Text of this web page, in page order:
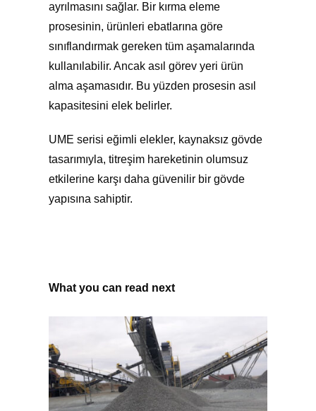
ayrılmasını sağlar. Bir kırma eleme
prosesinin, ürünleri ebatlarına göre
sınıflandırmak gereken tüm aşamalarında
kullanılabilir. Ancak asıl görev yeri ürün
alma aşamasıdır. Bu yüzden prosesin asıl
kapasitesini elek belirler.
UME serisi eğimli elekler, kaynaksız gövde
tasarımıyla, titreşim hareketinin olumsuz
etkilerine karşı daha güvenilir bir gövde
yapısına sahiptir.
What you can read next